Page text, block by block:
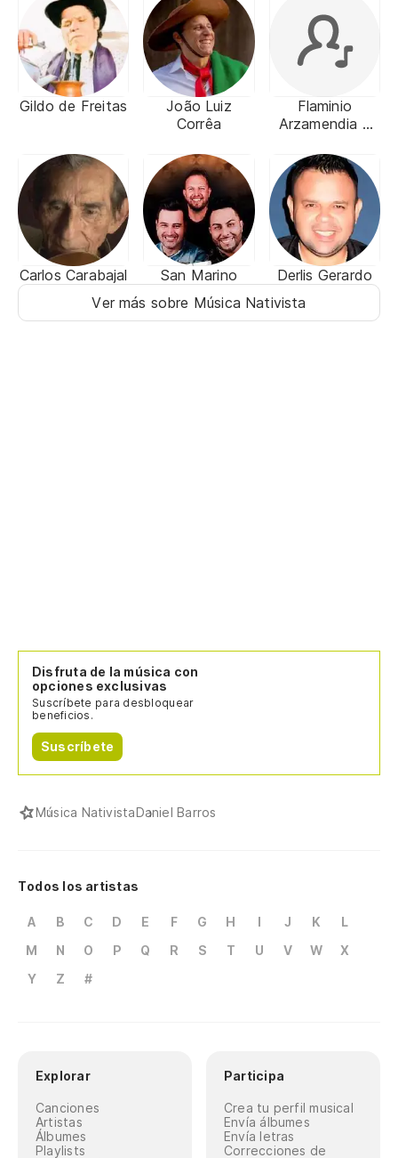
Gildo de Freitas
João Luiz
Corrêa
Flaminio
Arzamendia y
Romanceros
Nativos
Carlos Carabajal San Marino
Derlis Gerardo
Ver más sobre Música Nativista
Disfruta de la música con
opciones exclusivas
Suscríbete para desbloquear
beneficios.
Suscríbete
Música NativistaDaniel Barros
Todos los artistas
A B C D E F G H I J K
L
M
N O P Q R S T U V W
X
Y
Z #
Explorar
Canciones
Artistas
Álbumes
Playlists
Participa
Crea tu perfil musical
Envía álbumes
Envía letras
Correcciones de